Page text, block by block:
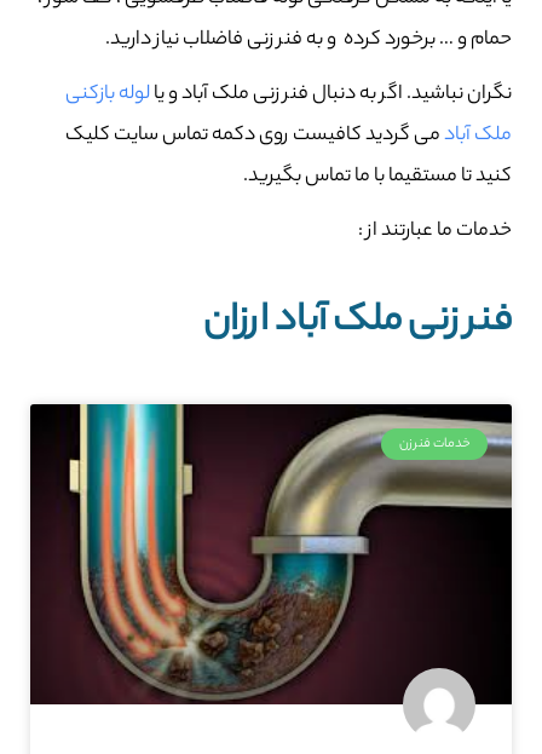
حمام و … برخورد کرده و به فنر زنی فاضلاب نیاز دارید.
نگران نباشید. اگر به دنبال فنر زنی ملک آباد و یالوله بازکنی
ملک آبادمی گردید کافیست روی دکمه تماس سایت کلیک
کنید تا مستقیما با ما تماس بگیرید.
خدمات ما عبارتند از :
فنر زنی ملک آباد ارزان
خدمات فنرزن